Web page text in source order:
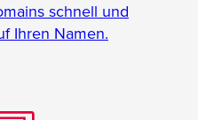
schnell und
Ihren Namen.